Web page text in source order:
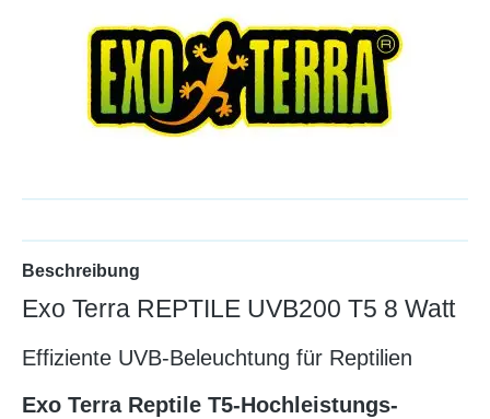
Beschreibung
Exo Terra REPTILE UVB200 T5 8 Watt
Effiziente UVB-Beleuchtung für Reptilien
Exo Terra Reptile T5-Hochleistungs-